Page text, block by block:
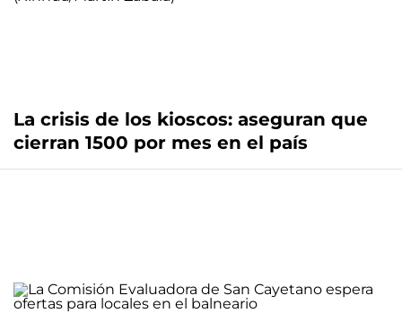
La crisis de los kioscos: aseguran que
cierran 1500 por mes en el país